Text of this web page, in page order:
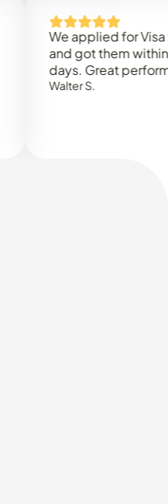
We applied for Visa to
and got them within 3
days. Great performance!